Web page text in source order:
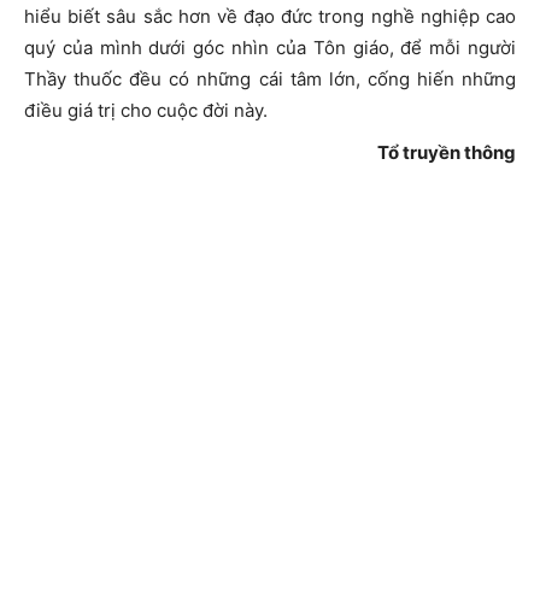
hiểu biết sâu sắc hơn về đạo đức trong nghề nghiệp cao
quý của mình dưới góc nhìn của Tôn giáo, để mỗi người
Thầy thuốc đều có những cái tâm lớn, cống hiến những
điều giá trị cho cuộc đời này.
Tổ truyền thông